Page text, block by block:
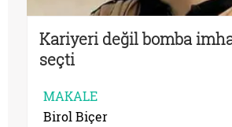
Kariyeri değil bomba
seçti
MAKALE
Birol Biçer